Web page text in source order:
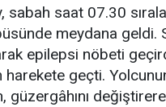
saat 07.30
meydana geldi.
epilepsi nöbeti
geçti.
güzergâhını